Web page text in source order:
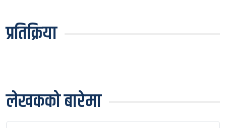
प्रतिक्रिया
लेखकको बारेमा